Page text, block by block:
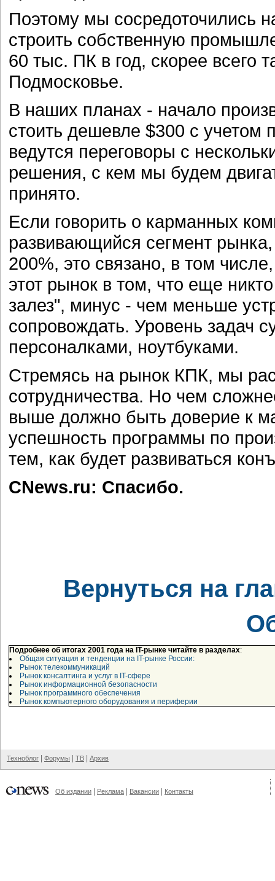
Поэтому мы сосредоточились
строить собственную
60 тыс. ПК в год, скорее всего
Подмосковье.
В наших планах - начало
стоить дешевле $300 с учетом
ведутся переговоры с
решения, с кем мы будем
принято.
Если говорить о карманных
развивающийся сегмент
200%, это связано, в том
этот рынок в том, что еще
залез", минус - чем меньше
сопровождать. Уровень задач
персоналками, ноутбуками.
Стремясь на рынок КПК, мы
сотрудничества. Но чем
выше должно быть доверие к
успешность программы по
тем, как будет развиваться
CNews.ru: Спасибо.
Вернуться на
Подробнее об итогах 2001 года на IT-рынке читайте в разделах:
Общая ситуация и тенденции на IT-рынке России:
Рынок телекоммуникаций
Рынок консалтинга и услуг в IT-сфере
Рынок информационной безопасности
Рынок программного обеспечения
Рынок компьютерного оборудования и периферии
Техноблог Форумы ТВ Архив
Об издании Реклама Вакансии Контакты